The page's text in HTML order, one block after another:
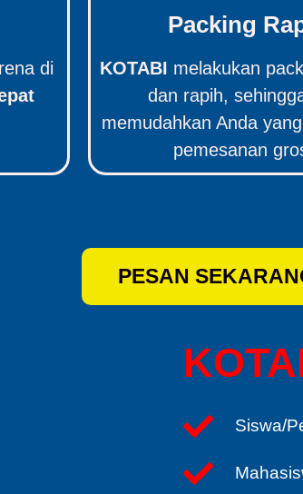
di
Packing
KOTABI melakukan
dan rapih,
memudahkan Anda
pemesanan
PESAN
Siswa/